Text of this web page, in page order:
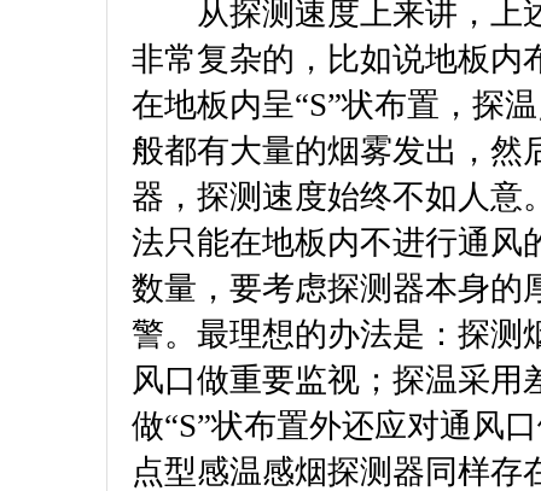
从探测速度上来讲，上
非常复杂的，比如说地板内
在地板内呈“S”状布置，探
般都有大量的烟雾发出，然
器，探测速度始终不如人意
法只能在地板内不进行通风
数量，要考虑探测器本身的
警。最理想的办法是：探测
风口做重要监视；探温采用
做“S”状布置外还应对通风
点型感温感烟探测器同样存